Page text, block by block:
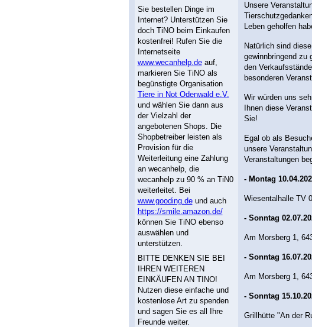
Sie bestellen Dinge im
Internet? Unterstützen Sie
doch TiNO beim Einkaufen
kostenfrei! Rufen Sie die
Internetseite
www.wecanhelp.deauf,
markieren Sie TiNO als
begünstigte Organisation
Tiere in Not Odenwald e.V.
und wählen Sie dann aus
der Vielzahl der
angebotenen Shops. Die
Shopbetreiber leisten als
Provision für die
Weiterleitung eine Zahlung
an wecanhelp, die
wecanhelp zu 90 % an TiN0
weiterleitet. Bei
www.gooding.deund auch
https://smile.amazon.de/
können Sie TiNO ebenso
auswählen und
unterstützen.
BITTE DENKEN SIE BEI
IHREN WEITEREN
EINKÄUFEN AN TINO!
Nutzen diese einfache und
kostenlose Art zu spenden
und sagen Sie es all Ihre
Freunde weiter.
Unsere
Leben geholfen
Natürlich sind
gewinnbringend zu
den
besonderen
Wir würden uns
Ihnen diese
Sie!
Egal ob als
unsere
Veranstaltungen
- Montag
Wiesentalhalle TV
- Sonntag
Am Morsberg 1,
- Sonntag 16.07.
Am Morsberg 1,
- Sonntag 15.10.
Grillhütte "An der